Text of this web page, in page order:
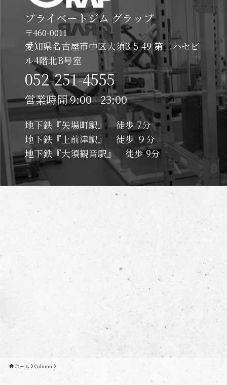
プライベートジム グラップ
〒460-0011
愛知県名古屋市中区大須3-5-49 第二ハセビ
ル4階北B号室
052-251-4555
営業時間 9:00 - 23:00
地下鉄『矢場町駅』 徒歩 7分
地下鉄『上前津駅』 徒歩 ９分
地下鉄『大須観音駅』 徒歩 9分
ホーム Column